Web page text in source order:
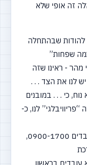
זה אופי שלא
להודות שבהתחלה
שפחות”
- ראינו שזה
לנו את הצד . . .
כי . . . במובנים
“פריוויבלגי” לנו, כ-
כי מדובר בעסקים, אז הם עובדים 0900-1700,